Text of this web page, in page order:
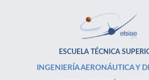
ESCUELA TÉCNICA
INGENIERÍA AERONÁUTICA Y